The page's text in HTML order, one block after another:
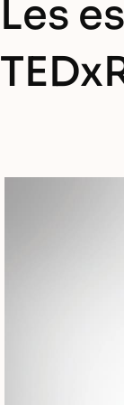
Les